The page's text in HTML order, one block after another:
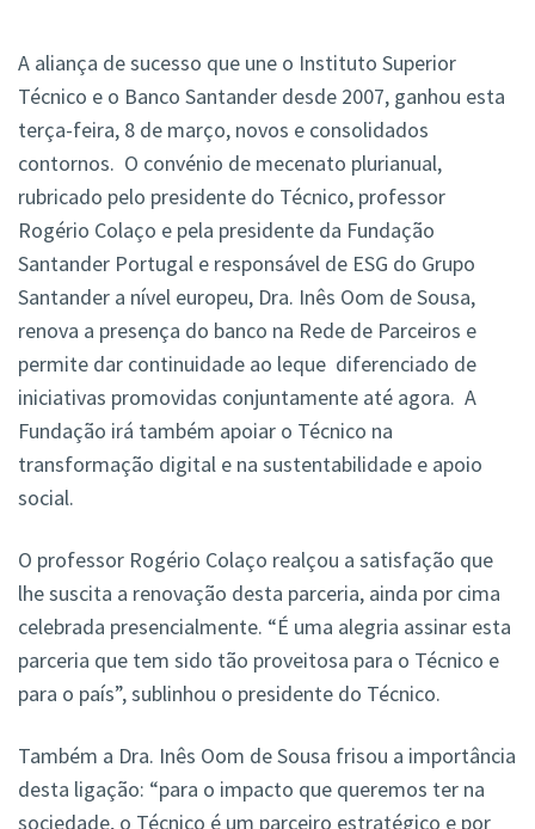
A aliança de sucesso que une o Instituto Superior
Técnico e o Banco Santander desde 2007, ganhou esta
terça-feira, 8 de março, novos e consolidados
contornos. O convénio de mecenato plurianual,
rubricado pelo presidente do Técnico, professor
Rogério Colaço e pela presidente da Fundação
Santander Portugal e responsável de ESG do Grupo
Santander a nível europeu, Dra. Inês Oom de Sousa,
renova a presença do banco na Rede de Parceiros e
permite dar continuidade ao leque diferenciado de
iniciativas promovidas conjuntamente até agora. A
Fundação irá também apoiar o Técnico na
transformação digital e na sustentabilidade e apoio
social.
O professor Rogério Colaço realçou a satisfação que
lhe suscita a renovação desta parceria, ainda por cima
celebrada presencialmente. “É uma alegria assinar esta
parceria que tem sido tão proveitosa para o Técnico e
para o país”, sublinhou o presidente do Técnico.
Também a Dra. Inês Oom de Sousa frisou a importância
desta ligação: “para o impacto que queremos ter na
sociedade, o Técnico é um parceiro estratégico e por